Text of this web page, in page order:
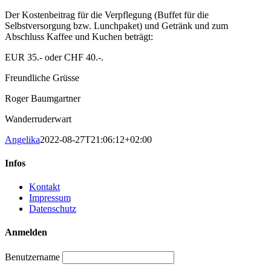
Der Kostenbeitrag für die Verpflegung (Buffet für die
Selbstversorgung bzw. Lunchpaket) und Getränk und zum
Abschluss Kaffee und Kuchen beträgt:
EUR 35.- oder CHF 40.-.
Freundliche Grüsse
Roger Baumgartner
Wanderruderwart
Angelika2022-08-27T21:06:12+02:00
Infos
Kontakt
Impressum
Datenschutz
Anmelden
Benutzername